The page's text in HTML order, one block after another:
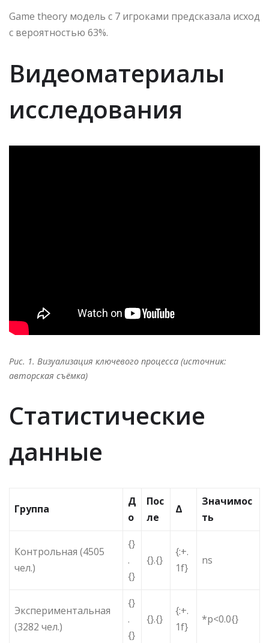
Game theory модель с 7 игроками предсказала исход
с вероятностью 63%.
Видеоматериалы
исследования
Рис. 1. Визуализация ключевого процесса (источник:
авторская съёмка)
Статистические
данные
Группа
Д
о
Пос
ле
Δ
Значимос
ть
Контрольная (4505
чел.)
{}
.
{}
{}.{}
{:+.
1f}
ns
Экспериментальная
(3282 чел.)
{}
.
{}
{}.{}
{:+.
1f}
*p<0.0{}